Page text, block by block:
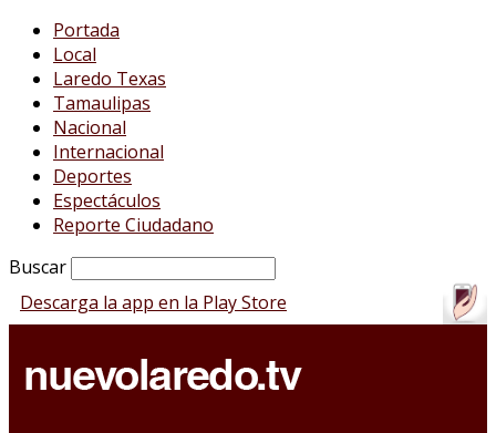
Portada
Local
Laredo Texas
Tamaulipas
Nacional
Internacional
Deportes
Espectáculos
Reporte Ciudadano
Buscar
Descarga la app en la Play Store